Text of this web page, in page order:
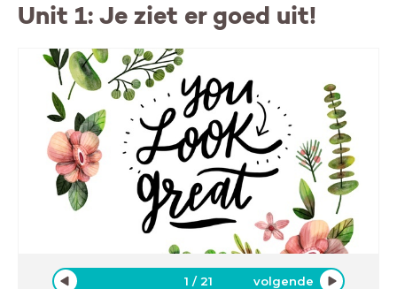
Unit 1: Je ziet er goed uit!
1 /21 volgende